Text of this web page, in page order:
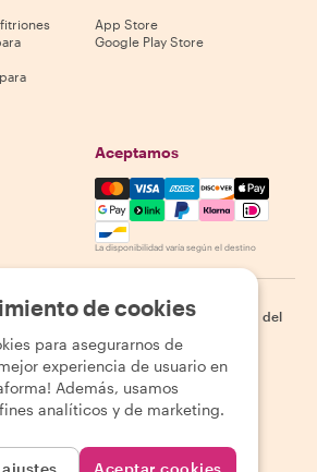
App Store
Google Play Store
Aceptamos
Mastercard, Visa, Amex,
La disponibilidad varía según el destino
| Política de privacidad | Cookies
Mapa del
de cookies
para asegurarnos de
experiencia de usuario en
Además, usamos
analíticos y de marketing.
Aceptar cookies